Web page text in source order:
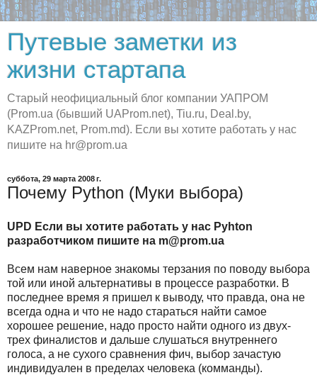
Путевые заметки из
жизни стартапа
Старый неофициальный блог компании УАПРОМ
(Prom.ua (бывший UAProm.net), Tiu.ru, Deal.by,
KAZProm.net, Prom.md). Если вы хотите работать у нас
пишите на hr@prom.ua
суббота, 29 марта 2008 г.
Почему Python (Муки выбора)
UPD Если вы хотите работать у нас Pyhton
разработчиком пишите на m@prom.ua
Всем нам наверное знакомы терзания по поводу выбора
той или иной альтернативы в процессе разработки. В
последнее время я пришел к выводу, что правда, она не
всегда одна и что не надо стараться найти самое
хорошее решение, надо просто найти одного из двух-
трех финалистов и дальше слушаться внутреннего
голоса, а не сухого сравнения фич, выбор зачастую
индивидуален в пределах человека (комманды).